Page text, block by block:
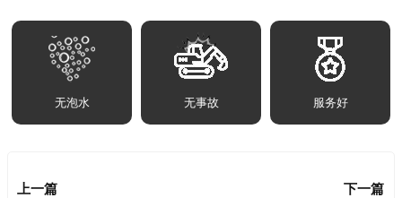
无泡水 无事故 服务好
上一篇
下一篇